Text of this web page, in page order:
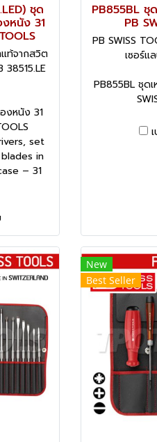
ชุด
งหนัง 31
แท้จากสวิต
38515.LE
งหนัง 31
set
in
– 31
PB855BL
PB
PB SWISS
เซอร์แ
PB855BL ชุด
New
Best Seller